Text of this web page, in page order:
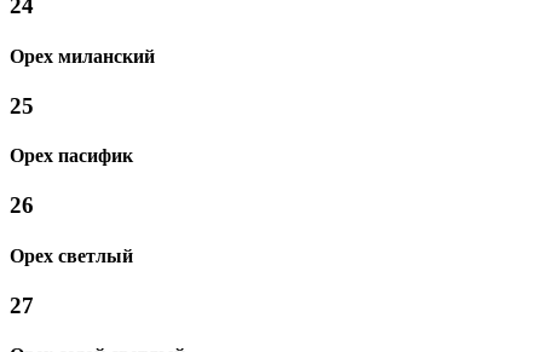
24
Орех миланский
25
Орех пасифик
26
Орех светлый
27